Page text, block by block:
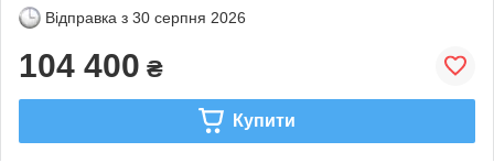
Відправка з 30 серпня 2026
104 400 ₴
Купити